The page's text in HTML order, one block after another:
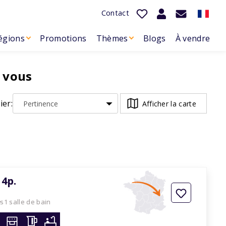
Contact
Promotions Thèmes Blogs À vendre
Afficher la carte
1 salle de bain